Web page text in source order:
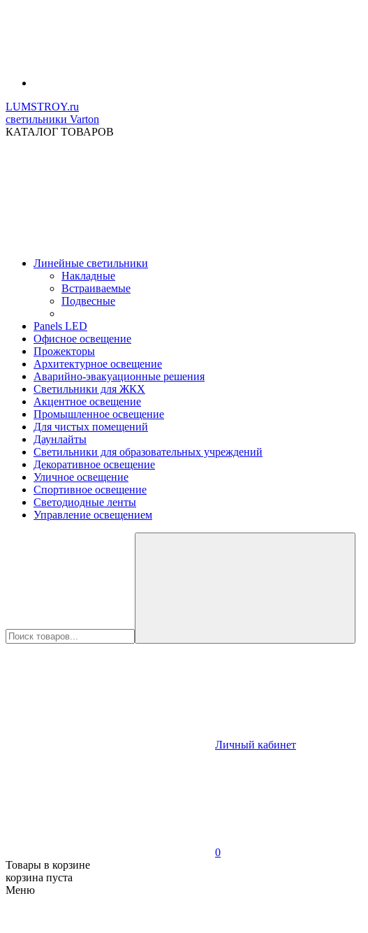
LUMSTROY.ru
светильники Varton
КАТАЛОГ ТОВАРОВ
Линейные светильники
Накладные
Встраиваемые
Подвесные
Panels LED
Офисное освещение
Прожекторы
Архитектурное освещение
Аварийно-эвакуационные решения
Светильники для ЖКХ
Акцентное освещение
Промышленное освещение
Для чистых помещений
Даунлайты
Светильники для образовательных учреждений
Декоративное освещение
Уличное освещение
Спортивное освещение
Светодиодные ленты
Управление освещением
Личный кабинет
0
Товары в корзине
корзина пуста
Меню